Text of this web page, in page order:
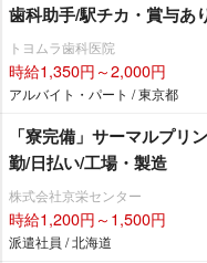
歯科助手/駅チカ・賞与あ
トヨムラ歯科医院
時給1,350円～2,000円
アルバイト・パート / 東京都
「寮完備」サーマルプリ
勤/日払い/工場・製造
株式会社京栄センター
時給1,200円～1,500円
派遣社員 / 北海道